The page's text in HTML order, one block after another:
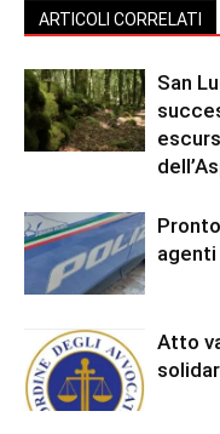
ARTICOLI CORRELATI
San
agenti
Atto